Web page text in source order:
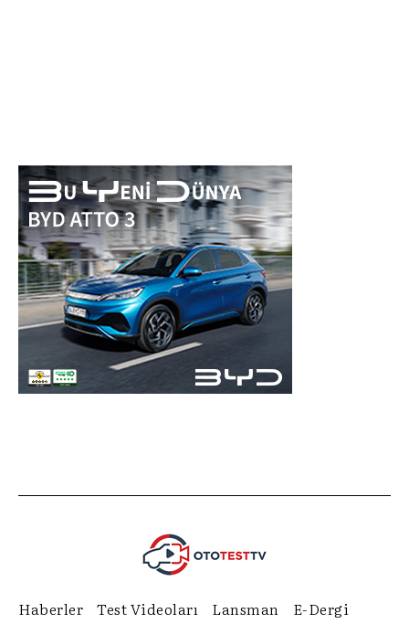
Haberler Test Videoları Lansman E-Dergi